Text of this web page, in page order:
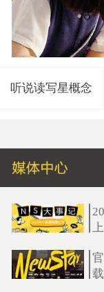
听说读写星概念
上